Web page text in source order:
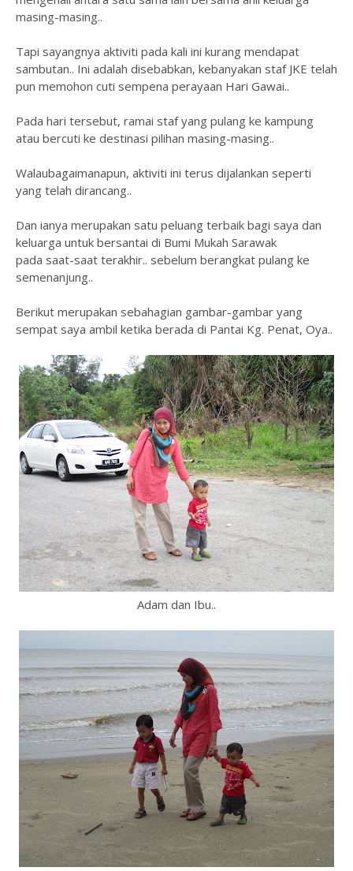
masing-masing..
Tapi sayangnya aktiviti pada kali ini kurang mendapat
sambutan.. Ini adalah disebabkan, kebanyakan staf JKE telah
pun memohon cuti sempena perayaan Hari Gawai..
Pada hari tersebut, ramai staf yang pulang ke kampung
atau bercuti ke destinasi pilihan masing-masing..
Walaubagaimanapun, aktiviti ini terus dijalankan seperti
yang telah dirancang..
Dan ianya merupakan satu peluang terbaik bagi saya dan
keluarga untuk bersantai di Bumi Mukah Sarawak
pada saat-saat terakhir.. sebelum berangkat pulang ke
semenanjung..
Berikut merupakan sebahagian gambar-gambar yang
sempat saya ambil ketika berada di Pantai Kg. Penat, Oya..
Adam dan Ibu..